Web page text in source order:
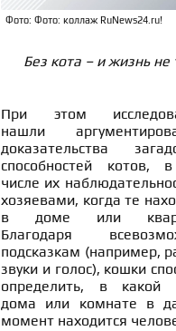
Фото: Фото: коллаж RuNews24.ru!
Без кота – и жизнь не
При этом
нашли
доказательства
способностей котов,
числе их
хозяевами, когда те
в доме или
Благодаря
подсказкам (например,
звуки и голос), кошки
определить, в какой
дома или комнате в
момент находится